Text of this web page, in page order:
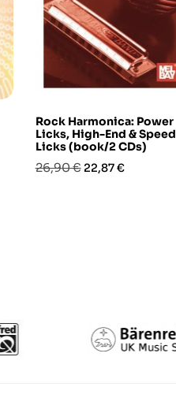
Rock Harmonica: Power
Licks, High-End & Speed
Licks (book/2 CDs)
Prezzo
26,90 € Prezzo
22,87 €